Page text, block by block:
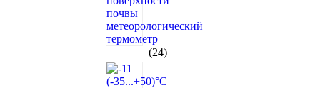
2424